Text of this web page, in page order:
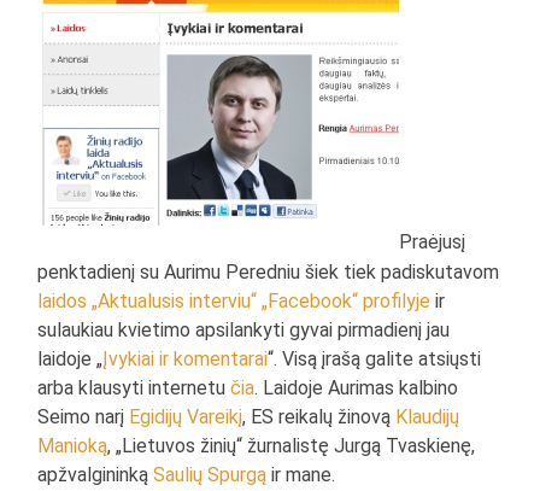
Praėjusį
penktadienį su Aurimu Peredniu šiek tiek padiskutavom
laidos „Aktualusis interviu“ „Facebook“ profilyje ir
sulaukiau kvietimo apsilankyti gyvai pirmadienį jau
laidoje „Įvykiai ir komentarai“. Visą įrašą galite atsiųsti
arba klausyti internetučia. Laidoje Aurimas kalbino
Seimo narį Egidijų Vareikį, ES reikalų žinovą Klaudijų
Manioką, „Lietuvos žinių“ žurnalistę Jurgą Tvaskienę,
apžvalgininkąSaulių Spurgą ir mane.